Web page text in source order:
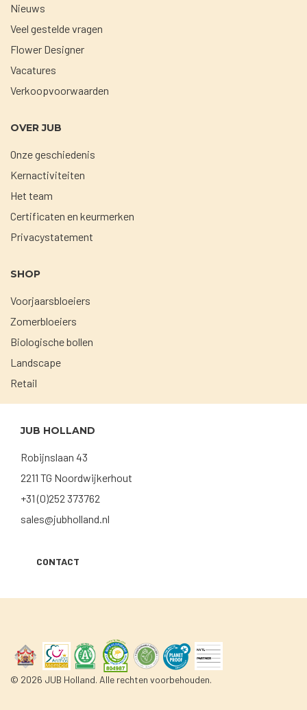
Nieuws
Veel gestelde vragen
Flower Designer
Vacatures
Verkoopvoorwaarden
OVER JUB
Onze geschiedenis
Kernactiviteiten
Het team
Certificaten en keurmerken
Privacystatement
SHOP
Voorjaarsbloeiers
Zomerbloeiers
Biologische bollen
Landscape
Retail
JUB HOLLAND
Robijnslaan 43
2211 TG Noordwijkerhout
+31 (0)252 373762
sales@jubholland.nl
CONTACT
© 2026 JUB Holland. Alle rechten voorbehouden.